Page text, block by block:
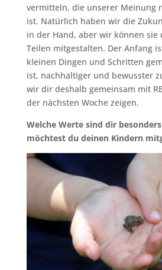
vermitteln, die unserer Meinung
ist. Natürlich haben wir die
in der Hand, aber wir können sie
Teilen mitgestalten. Der Anfang
kleinen Dingen und Schritten
ist, nachhaltiger und bewusster
wir dir deshalb gemeinsam mit
der nächsten Woche zeigen.
Welche Werte sind dir
möchtest du deinen Kindern